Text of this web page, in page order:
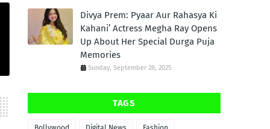
Divya Prem: Pyaar Aur Rahasya Ki
Kahani’ Actress Megha Ray Opens
Up About Her Special Durga Puja
Memories
Sunday, September 28, 2025
TAGS